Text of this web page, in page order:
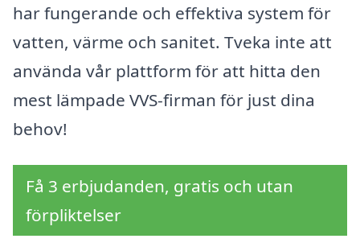
har fungerande och effektiva system för
vatten, värme och sanitet. Tveka inte att
använda vår plattform för att hitta den
mest lämpade VVS-firman för just dina
behov!
Få 3 erbjudanden, gratis och utan
förpliktelser